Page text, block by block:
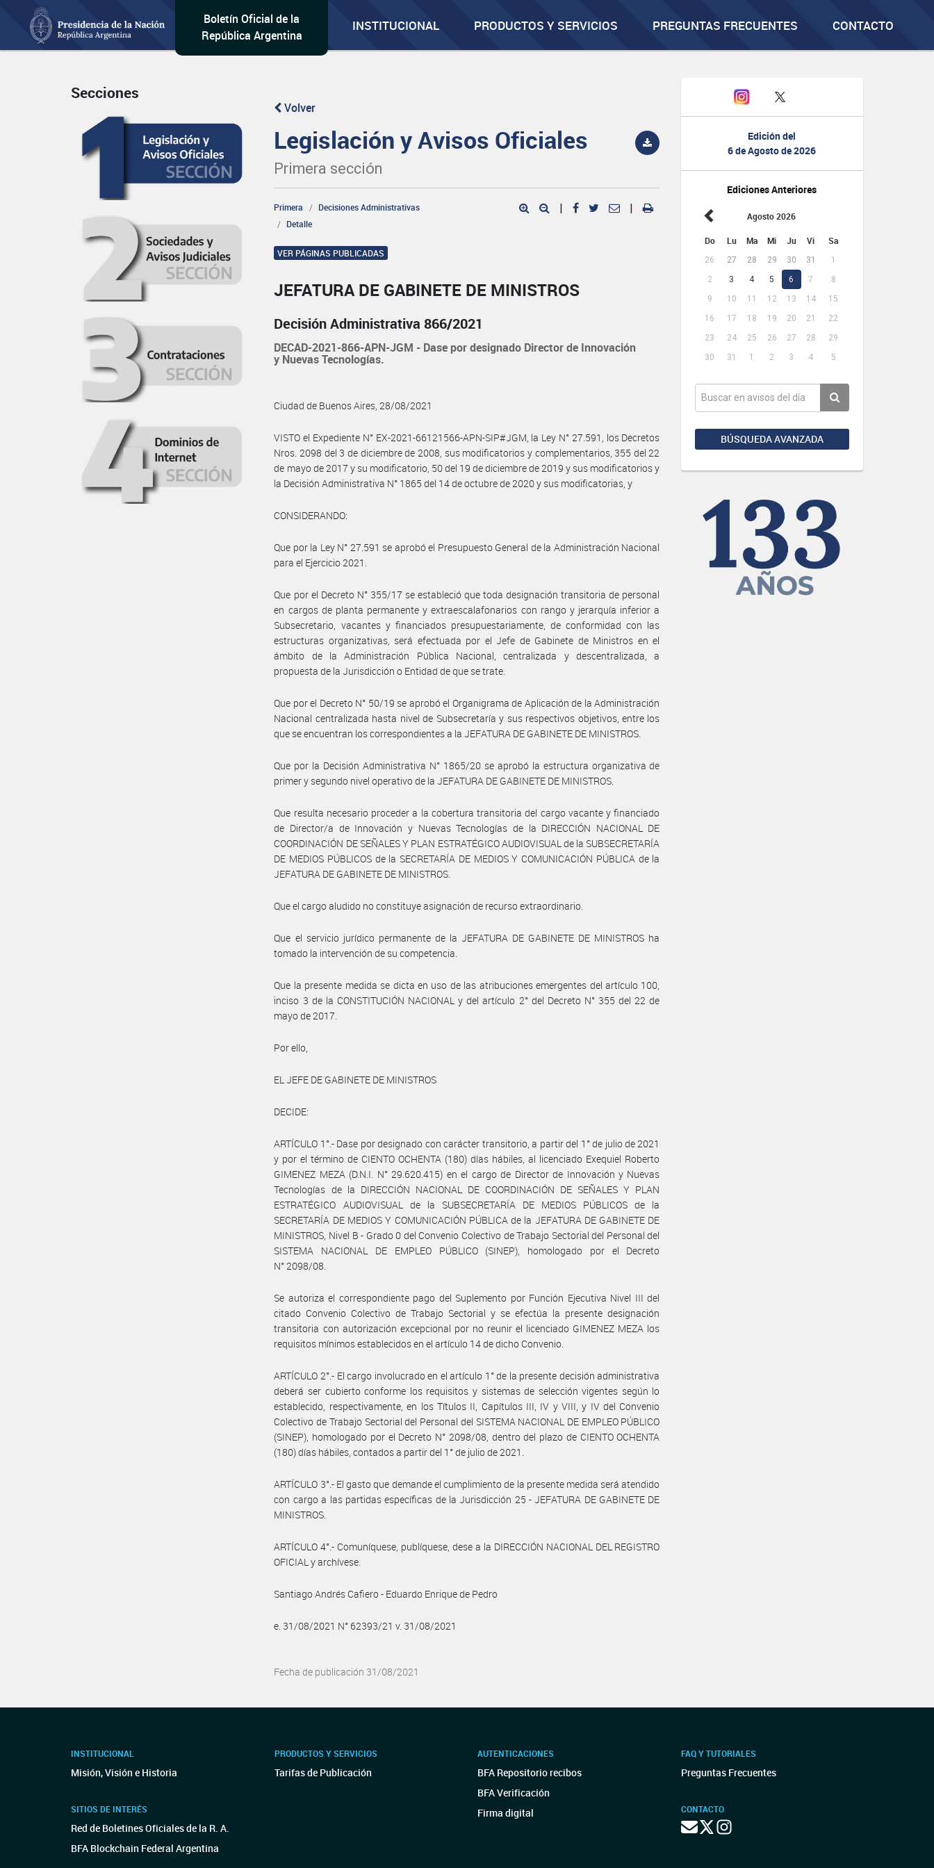
Boletín Oficial de la
República Argentina
INSTITUCIONAL PRODUCTOS Y SERVICIOS PREGUNTAS FRECUENTES CONTACTO
Edición del
6 de Agosto de 2026
Ediciones Anteriores
Agosto 2026
Do Lu Ma Mi Ju Vi Sa
26 27 28 29 30 31
1
2
3 4 5 6 7
8
9
10 11 12 13 14
15
16
17 18 19 20 21
22
23
24 25 26 27 28
29
30
31 1 2 3 4 5
BÚSQUEDA AVANZADA
Secciones
Volver
Legislación y Avisos Oficiales
Primera sección
Primera
Decisiones Administrativas
Detalle
| |
VER PÁGINAS PUBLICADAS
JEFATURA DE GABINETE DE MINISTROS
Decisión Administrativa 866/2021
DECAD-2021-866-APN-JGM - Dase por designado Director de Innovación
y Nuevas Tecnologías.
Ciudad de Buenos Aires, 28/08/2021
VISTO el Expediente N° EX-2021-66121566-APN-SIP#JGM, la Ley N° 27.591, los Decretos
Nros. 2098 del 3 de diciembre de 2008, sus modificatorios y complementarios, 355 del 22
de mayo de 2017 y su modificatorio, 50 del 19 de diciembre de 2019 y sus modificatorios y
la Decisión Administrativa N° 1865 del 14 de octubre de 2020 y sus modificatorias, y
CONSIDERANDO:
Que por la Ley N° 27.591 se aprobó el Presupuesto General de la Administración Nacional
para el Ejercicio 2021.
Que por el Decreto N° 355/17 se estableció que toda designación transitoria de personal
en cargos de planta permanente y extraescalafonarios con rango y jerarquía inferior a
Subsecretario, vacantes y financiados presupuestariamente, de conformidad con las
estructuras organizativas, será efectuada por el Jefe de Gabinete de Ministros en el
ámbito de la Administración Pública Nacional, centralizada y descentralizada, a
propuesta de la Jurisdicción o Entidad de que se trate.
Que por el Decreto N° 50/19 se aprobó el Organigrama de Aplicación de la Administración
Nacional centralizada hasta nivel de Subsecretaría y sus respectivos objetivos, entre los
que se encuentran los correspondientes a la JEFATURA DE GABINETE DE MINISTROS.
Que por la Decisión Administrativa N° 1865/20 se aprobó la estructura organizativa de
primer y segundo nivel operativo de la JEFATURA DE GABINETE DE MINISTROS.
Que resulta necesario proceder a la cobertura transitoria del cargo vacante y financiado
de Director/a de Innovación y Nuevas Tecnologías de la DIRECCIÓN NACIONAL DE
COORDINACIÓN DE SEÑALES Y PLAN ESTRATÉGICO AUDIOVISUAL de la SUBSECRETARÍA
DE MEDIOS PÚBLICOS de la SECRETARÍA DE MEDIOS Y COMUNICACIÓN PÚBLICA de la
JEFATURA DE GABINETE DE MINISTROS.
Que el cargo aludido no constituye asignación de recurso extraordinario.
Que el servicio jurídico permanente de la JEFATURA DE GABINETE DE MINISTROS ha
tomado la intervención de su competencia.
Que la presente medida se dicta en uso de las atribuciones emergentes del artículo 100,
inciso 3 de la CONSTITUCIÓN NACIONAL y del artículo 2° del Decreto N° 355 del 22 de
mayo de 2017.
Por ello,
EL JEFE DE GABINETE DE MINISTROS
DECIDE:
ARTÍCULO 1°.- Dase por designado con carácter transitorio, a partir del 1° de julio de 2021
y por el término de CIENTO OCHENTA (180) días hábiles, al licenciado Exequiel Roberto
GIMENEZ MEZA (D.N.I. N° 29.620.415) en el cargo de Director de Innovación y Nuevas
Tecnologías de la DIRECCIÓN NACIONAL DE COORDINACIÓN DE SEÑALES Y PLAN
ESTRATÉGICO AUDIOVISUAL de la SUBSECRETARÍA DE MEDIOS PÚBLICOS de la
SECRETARÍA DE MEDIOS Y COMUNICACIÓN PÚBLICA de la JEFATURA DE GABINETE DE
MINISTROS, Nivel B - Grado 0 del Convenio Colectivo de Trabajo Sectorial del Personal del
SISTEMA NACIONAL DE EMPLEO PÚBLICO (SINEP), homologado por el Decreto
N° 2098/08.
Se autoriza el correspondiente pago del Suplemento por Función Ejecutiva Nivel III del
citado Convenio Colectivo de Trabajo Sectorial y se efectúa la presente designación
transitoria con autorización excepcional por no reunir el licenciado GIMENEZ MEZA los
requisitos mínimos establecidos en el artículo 14 de dicho Convenio.
ARTÍCULO 2°.- El cargo involucrado en el artículo 1° de la presente decisión administrativa
deberá ser cubierto conforme los requisitos y sistemas de selección vigentes según lo
establecido, respectivamente, en los Títulos II, Capítulos III, IV y VIII, y IV del Convenio
Colectivo de Trabajo Sectorial del Personal del SISTEMA NACIONAL DE EMPLEO PÚBLICO
(SINEP), homologado por el Decreto N° 2098/08, dentro del plazo de CIENTO OCHENTA
(180) días hábiles, contados a partir del 1° de julio de 2021.
ARTÍCULO 3°.- El gasto que demande el cumplimiento de la presente medida será atendido
con cargo a las partidas específicas de la Jurisdicción 25 - JEFATURA DE GABINETE DE
MINISTROS.
ARTÍCULO 4°.- Comuníquese, publíquese, dese a la DIRECCIÓN NACIONAL DEL REGISTRO
OFICIAL y archívese.
Santiago Andrés Cafiero - Eduardo Enrique de Pedro
e. 31/08/2021 N° 62393/21 v. 31/08/2021
Fecha de publicación 31/08/2021
INSTITUCIONAL
Misión, Visión e Historia
SITIOS DE INTERÉS
Red de Boletines Oficiales de la R. A.
BFA Blockchain Federal Argentina
PRODUCTOS Y SERVICIOS
Tarifas de Publicación
AUTENTICACIONES
BFA Repositorio recibos
BFA Verificación
Firma digital
FAQ Y TUTORIALES
Preguntas Frecuentes
CONTACTO